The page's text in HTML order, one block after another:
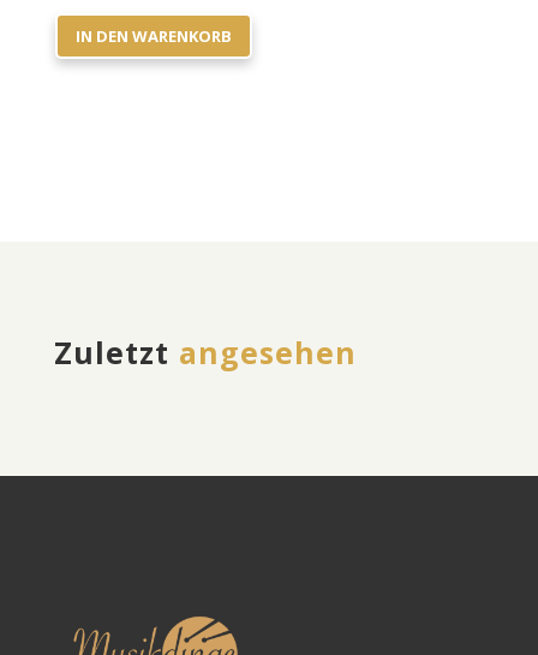
IN DEN WARENKORB
Zuletzt angesehen